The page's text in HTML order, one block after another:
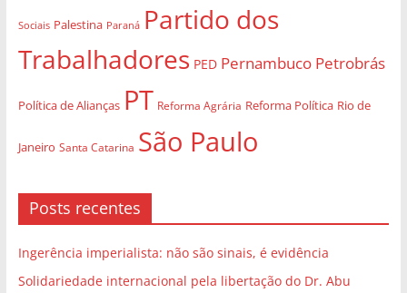
Sociais Palestina Paraná Partido dos
Trabalhadores PED Pernambuco Petrobrás
Política de Alianças PT Reforma Agrária Reforma Política Rio de
Janeiro Santa Catarina São Paulo
Posts recentes
Ingerência imperialista: não são sinais, é evidência
Solidariedade internacional pela libertação do Dr. Abu